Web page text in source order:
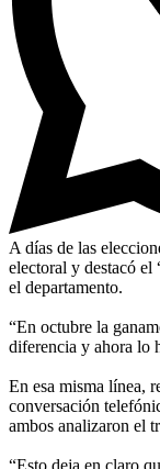
A días de las
electoral y destacó
el departamento.
“En octubre la
diferencia y ahora lo
En esa misma línea,
conversación
ambos analizaron el
“Esto deja en claro